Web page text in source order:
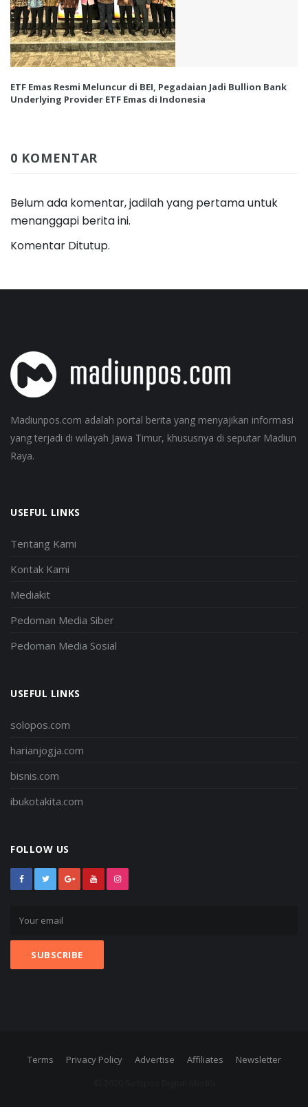
ETF Emas Resmi Meluncur di BEI, Pegadaian Jadi Bullion Bank
Underlying Provider ETF Emas di Indonesia
0 KOMENTAR
Belum ada komentar, jadilah yang pertama untuk
menanggapi berita ini.
Komentar Ditutup.
Madiunpos.com adalah portal berita yang menyajikan informasi
yang terjadi di wilayah Jawa Timur, khususnya di seputar Madiun
Raya.
USEFUL LINKS
Tentang Kami
Kontak Kami
Mediakit
Pedoman Media Siber
Pedoman Media Sosial
USEFUL LINKS
solopos.com
harianjogja.com
bisnis.com
ibukotakita.com
FOLLOW US
Terms Privacy Policy Advertise Affiliates
Newsletter